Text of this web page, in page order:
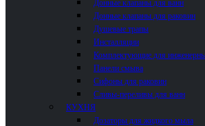
Донные клапаны для ванн
Донные клапаны для раковин
Душевые трапы
Инсталляции
Комплектующие для
Панели смыва
Сифоны для раковин
Сливы-переливы для ванн
КУХНЯ
Дозаторы для жидкого мыла